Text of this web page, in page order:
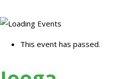
This event has passed.